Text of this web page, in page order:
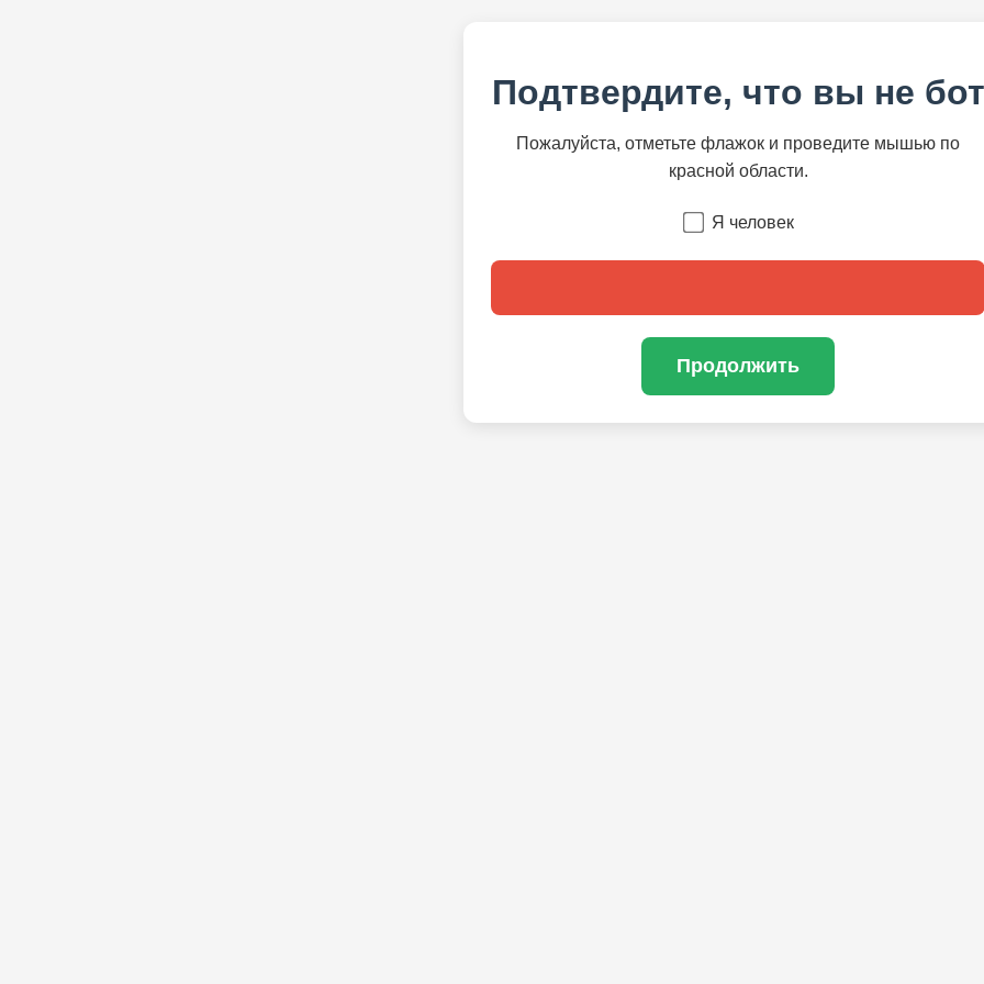
Подтвердите, что вы не бот
Пожалуйста, отметьте флажок и проведите мышью по
красной области.
Я человек
Продолжить